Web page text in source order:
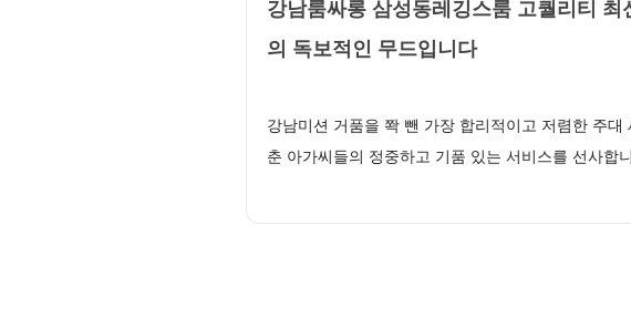
강남룸싸롱 삼성동레깅스룸 고퀄리티
의 독보적인 무드입니다
강남미션 거품을 쫙 뺀 가장 합리적이고 저렴한 주
춘 아가씨들의 정중하고 기품 있는 서비스를 선사